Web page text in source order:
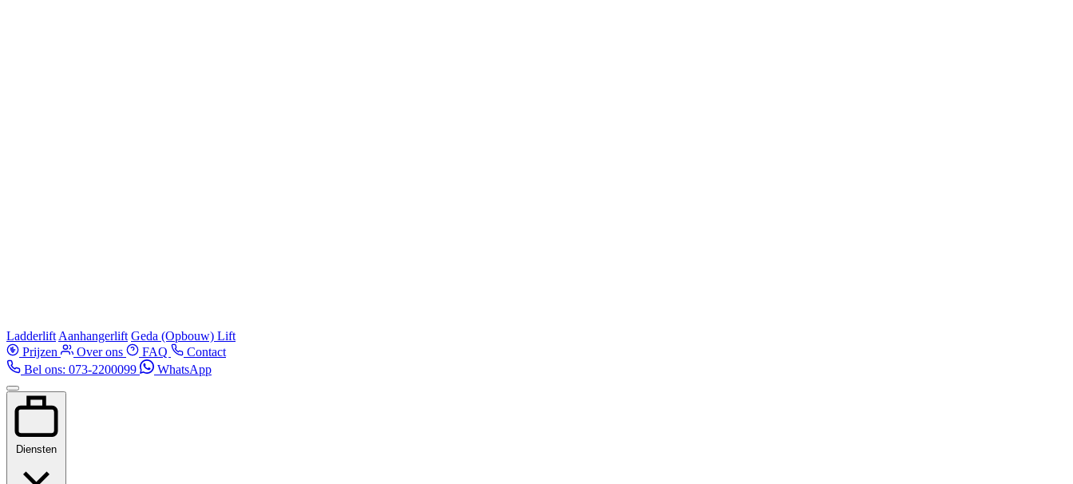
Ladderlift Aanhangerlift Geda (Opbouw) Lift
Prijzen
Over ons FAQ
Contact
Bel ons: 073-2200099
WhatsApp
Diensten